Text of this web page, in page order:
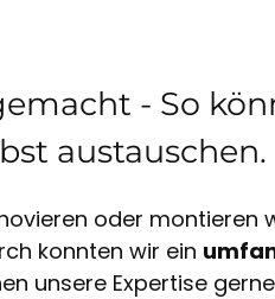
- So
austauschen.
oder montieren
konnten wir ein
unsere Expertise